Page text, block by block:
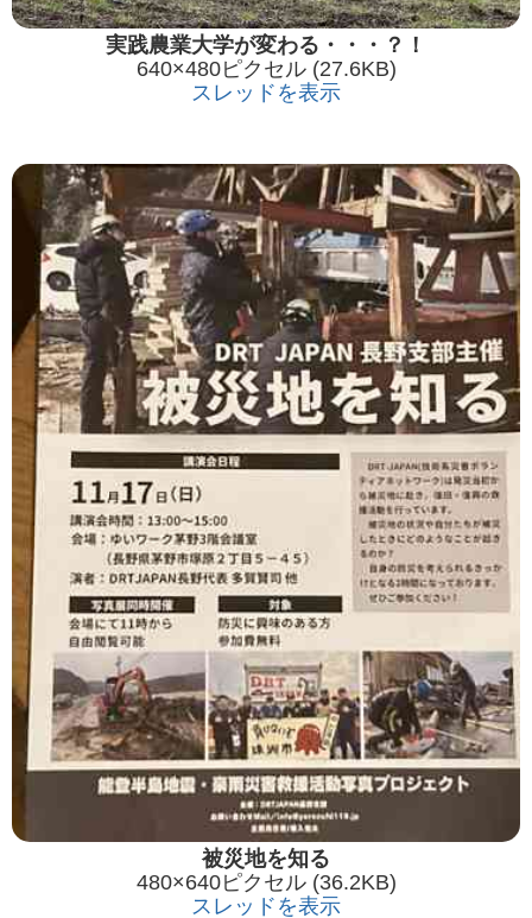
実践農業大学が変わる・・・？！
640×480ピクセル (27.6KB)
スレッドを表示
被災地を知る
480×640ピクセル (36.2KB)
スレッドを表示